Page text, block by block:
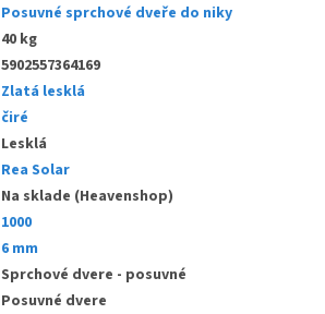
Posuvné sprchové dveře do niky
40 kg
5902557364169
Zlatá lesklá
čiré
Lesklá
Rea Solar
Na sklade (Heavenshop)
1000
6 mm
Sprchové dvere - posuvné
Posuvné dvere